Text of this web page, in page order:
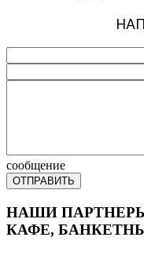
сообщение
ОТПРАВИТЬ
НАШИ
КАФЕ,